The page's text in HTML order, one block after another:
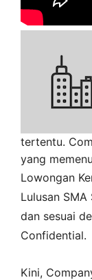
tertentu.
yang
Lowongan
Lulusan SMA
dan sesuai
Confidential.
Kini,